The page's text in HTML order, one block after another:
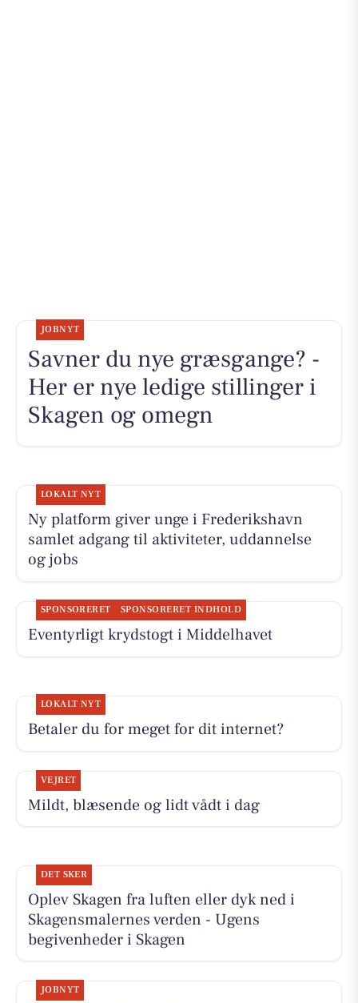
JOBNYT
Savner du nye græsgange? -
Her er nye ledige stillinger i
Skagen og omegn
LOKALT NYT
Ny platform giver unge i Frederikshavn
samlet adgang til aktiviteter, uddannelse
og jobs
SPONSORERET SPONSORERET INDHOLD
Eventyrligt krydstogt i Middelhavet
LOKALT NYT
Betaler du for meget for dit internet?
VEJRET
Mildt, blæsende og lidt vådt i dag
DET SKER
Oplev Skagen fra luften eller dyk ned i
Skagensmalernes verden - Ugens
begivenheder i Skagen
JOBNYT